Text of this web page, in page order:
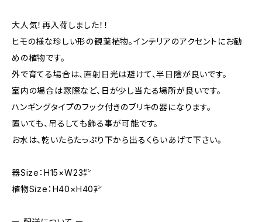
大人気！再入荷しました！！
ヒモの様な珍しい形の観葉植物。インテリアのアクセントにお勧
めの植物です。
外で育てる場合は、直射日光は避けて、半日陰が良いです。
室内の場合は窓際など、日が少し当たる場所が良いです。
ハンギングタイプのフック付きのブリキの器になります。
置いても、吊るしても飾る事が可能です。
お水は、乾いたらたっぷり下から出るくらいあげて下さい。
器Size：H15×W23㌢
植物Size：H40×H40㌢